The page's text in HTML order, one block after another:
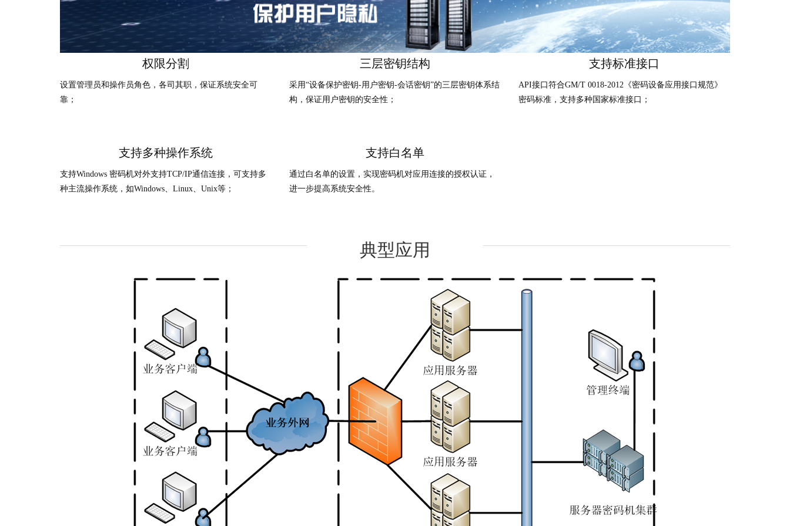
权限分割
设置管理员和操作员角色，各司其职，保证系统安全可
靠；
三层密钥结构
采用“设备保护密钥-用户密钥-会话密钥”的三层密钥体系结
构，保证用户密钥的安全性；
支持标准接口
API接口符合GM/T 0018-2012《密码设备应用接口规范》
密码标准，支持多种国家标准接口；
支持多种操作系统
支持Windows 密码机对外支持TCP/IP通信连接，可支持多
种主流操作系统，如Windows、Linux、Unix等；
支持白名单
通过白名单的设置，实现密码机对应用连接的授权认证，
进一步提高系统安全性。
典型应用